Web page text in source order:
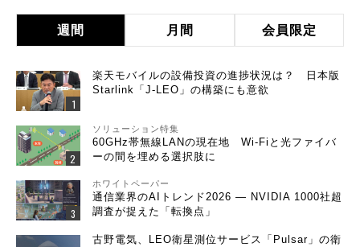
週間 月間 会員限定
楽天モバイルの設備投資の進捗状況は？ 日本版
Starlink「J-LEO」の構築にも意欲
ソリューション特集
60GHz帯無線LANの現在地 Wi-Fiと光ファイバ
ーの間を埋める選択肢に
ホワイトペーパー
通信業界のAIトレンド2026 ― NVIDIA 1000社超
調査が捉えた「転換点」
古野電気、LEO衛星測位サービス「Pulsar」の衛